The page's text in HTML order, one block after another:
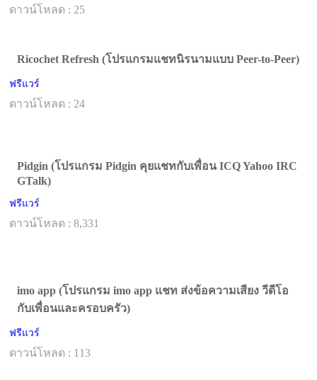
ดาวน์โหลด : 25
Ricochet Refresh (โปรแกรมแชทนิรนามแบบ Peer-to-Peer)
ฟรีแวร์
ดาวน์โหลด : 24
Pidgin (โปรแกรม Pidgin คุยแชทกับเพื่อน ICQ Yahoo IRC
GTalk)
ฟรีแวร์
ดาวน์โหลด : 8,331
‪imo app‬ (โปรแกรม imo app แชท ส่งข้อความเสียง วีดีโอ
กับเพื่อนและครอบครัว)
ฟรีแวร์
ดาวน์โหลด : 113